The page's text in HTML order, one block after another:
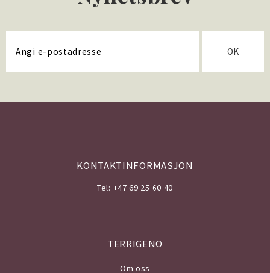
OK
KONTAKTINFORMASJON
Tel: +47 69 25 60 40
TERRIGENO
Om oss